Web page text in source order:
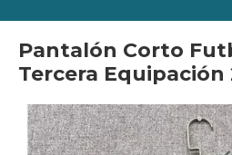
Pantalón Corto
Tercera Equipación